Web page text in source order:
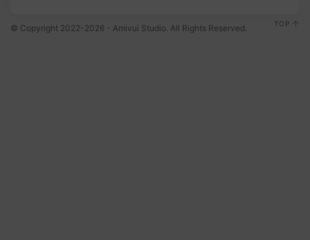
© Copyright 2022-2026 - Amivui Studio. All Rights Reserved. TOP